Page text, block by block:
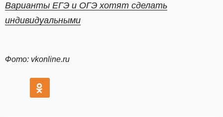
Варианты ЕГЭ и ОГЭ хотят сделать
индивидуальными
Фото: vkonline.ru